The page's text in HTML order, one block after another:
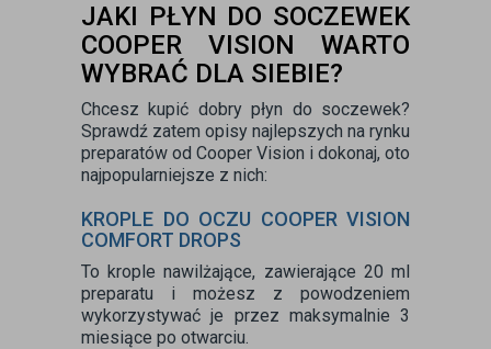
JAKI PŁYN DO SOCZEWEK
COOPER VISION WARTO
WYBRAĆ DLA SIEBIE?
Chcesz kupić dobry płyn do soczewek?
Sprawdź zatem opisy najlepszych na rynku
preparatów od Cooper Vision i dokonaj, oto
najpopularniejsze z nich:
KROPLE DO OCZU COOPER VISION
COMFORT DROPS
To krople nawilżające, zawierające 20 ml
preparatu i możesz z powodzeniem
wykorzystywać je przez maksymalnie 3
miesiące po otwarciu.